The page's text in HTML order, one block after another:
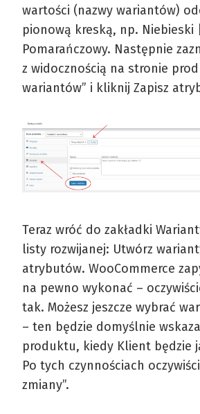
wartości (nazwy wariantów)
pionową kreską, np. Niebieski
Pomarańczowy. Następnie
z widocznością na stronie
wariantów” i kliknij Zapisz
Teraz wróć do zakładki
listy rozwijanej: Utwórz
atrybutów. WooCommerce
na pewno wykonać –
tak. Możesz jeszcze wybrać
– ten będzie domyślnie
produktu, kiedy Klient będzie
Po tych czynnościach
zmiany”.